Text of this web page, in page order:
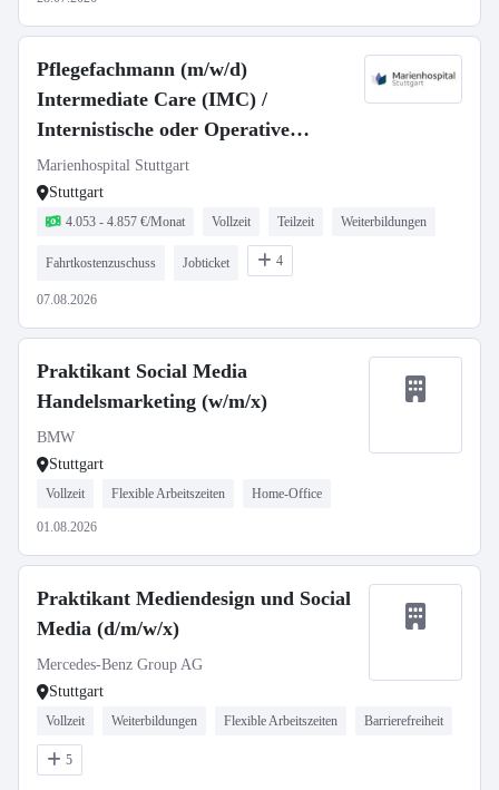
Pflegefachmann (m/w/d)
Intermediate Care (IMC) /
Internistische oder Operative
Intensivstation - Voll- oder Teilzeit
Marienhospital Stuttgart
Stuttgart
4.053 - 4.857 €/Monat Vollzeit Teilzeit Weiterbildungen
Fahrtkostenzuschuss Jobticket 4
07.08.2026
Praktikant Social Media
Handelsmarketing (w/m/x)
BMW
Stuttgart
Vollzeit Flexible Arbeitszeiten Home-Office
01.08.2026
Praktikant Mediendesign und Social
Media (d/m/w/x)
Mercedes-Benz Group AG
Stuttgart
Vollzeit Weiterbildungen Flexible Arbeitszeiten Barrierefreiheit
5